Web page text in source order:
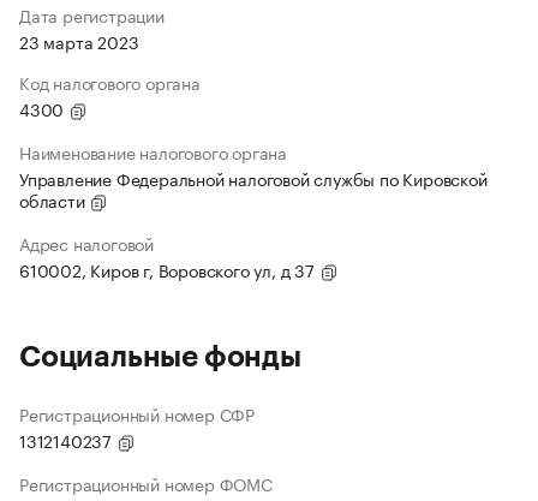
Дата регистрации
23 марта 2023
Код налогового органа
4300
Наименование налогового органа
Управление Федеральной налоговой службы по Кировской
области
Адрес налоговой
610002, Киров г, Воровского ул, д 37
Социальные фонды
Регистрационный номер СФР
1312140237
Регистрационный номер ФОМС